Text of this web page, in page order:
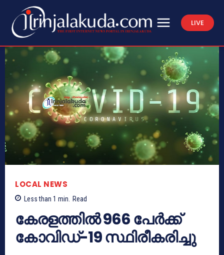
LIVE
LOCAL NEWS
Less than 1 min. Read
കേരളത്തില്‍ 966 പേര്‍ക്ക്
കോവിഡ്-19 സ്ഥിരീകരിച്ചു